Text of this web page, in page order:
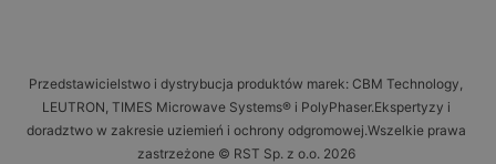
Przedstawicielstwo i dystrybucja produktów marek: CBM Technology,
LEUTRON, TIMES Microwave Systems® i PolyPhaser.Ekspertyzy i
doradztwo w zakresie uziemień i ochrony odgromowej.Wszelkie prawa
zastrzeżone © RST Sp. z o.o. 2026